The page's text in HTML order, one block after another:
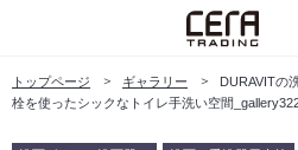
トップページ ギャラリー
DURAVITの
栓を使ったシックなトイレ手洗い空間